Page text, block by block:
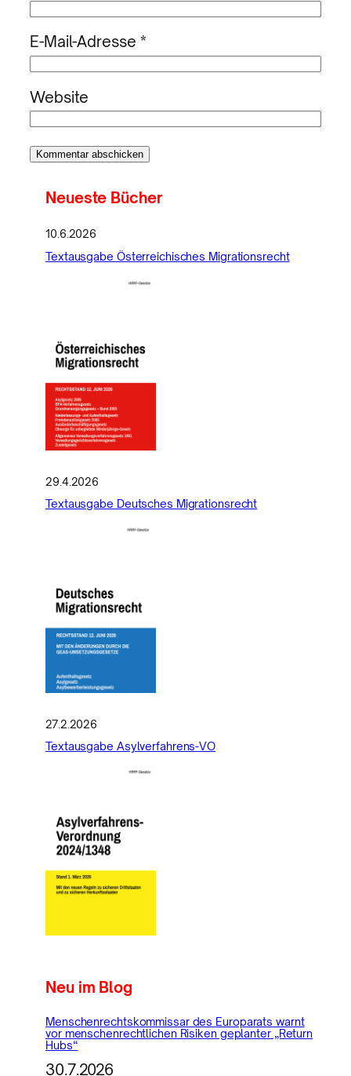
E-Mail-Adresse *
Website
Neueste Bücher
10.6.2026
Textausgabe Österreichisches Migrationsrecht
29.4.2026
Textausgabe Deutsches Migrationsrecht
27.2.2026
Textausgabe Asylverfahrens-VO
Neu im Blog
Menschenrechtskommissar des Europarats warnt
vor menschenrechtlichen Risiken geplanter „Return
Hubs“
30.7.2026